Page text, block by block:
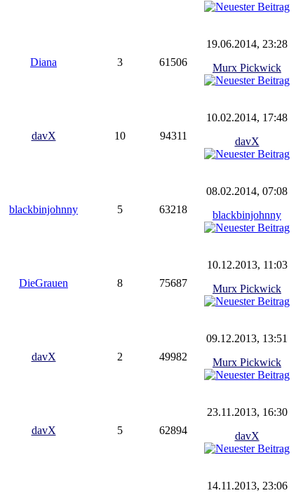
Diana 3 61506
19.06.2014, 23:28
Murx Pickwick
davX 10 94311
10.02.2014, 17:48
davX
blackbinjohnny 5 63218
08.02.2014, 07:08
blackbinjohnny
DieGrauen 8 75687
10.12.2013, 11:03
Murx Pickwick
davX 2 49982
09.12.2013, 13:51
Murx Pickwick
davX 5 62894
23.11.2013, 16:30
davX
14.11.2013, 23:06